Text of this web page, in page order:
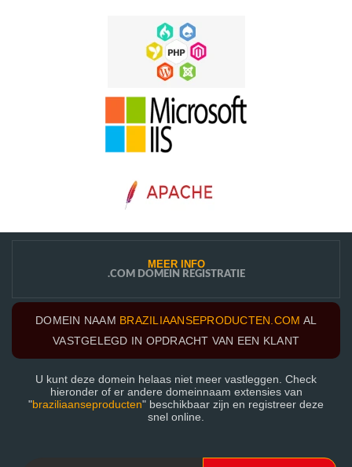
MEER INFO
.COM DOMEIN REGISTRATIE
DOMEIN NAAM BRAZILIAANSEPRODUCTEN.COM AL
VASTGELEGD IN OPDRACHT VAN EEN KLANT
U kunt deze domein helaas niet meer vastleggen. Check
hieronder of er andere domeinnaam extensies van
"braziliaanseproducten" beschikbaar zijn en registreer deze
snel online.